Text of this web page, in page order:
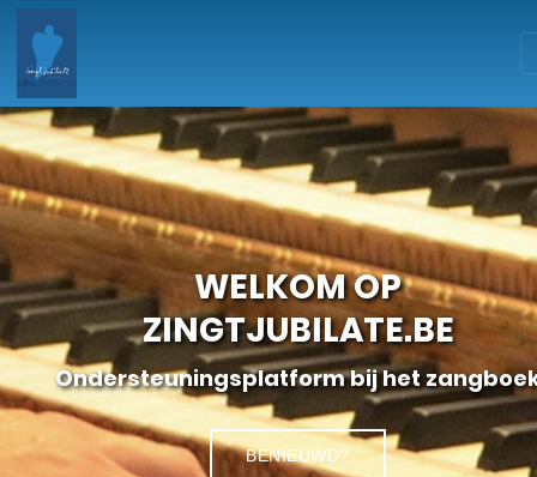
WELKOM OP
ZINGTJUBILATE.BE
Ondersteuningsplatform bij het
BENIEUWD?